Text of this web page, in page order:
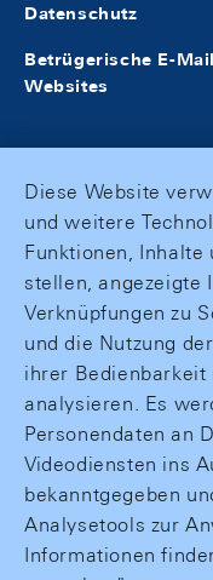
Datenschutz
Betrügerische E-
Websites
Diese Website
und weitere
Funktionen, Inhalte
stellen, angezeigte
Verknüpfungen zu
und die Nutzung
ihrer Bedienbarkeit
analysieren. Es
Personendaten an
Videodiensten ins
bekanntgegeben
Analysetools zur
Informationen